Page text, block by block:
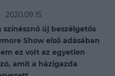
2020.09.15
új beszélgetős
Show első adásában
ez volt az egyetlen
amit a házigazda